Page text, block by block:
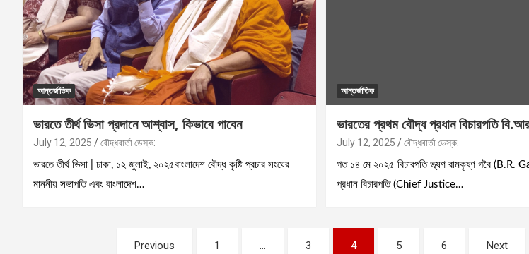
আন্তর্জাতিক
ভারতে তীর্থ ভিসা প্রদানে আশ্বাস, কিভাবে পাবেন
July 12, 2025 বৌদ্ধবার্তা ডেস্ক:
ভারতে তীর্থ ভিসা | ঢাকা, ১২ জুলাই, ২০২৫বাংলাদেশ বৌদ্ধ কৃষ্টি প্রচার সংঘের
মাননীয় সভাপতি এবং বাংলাদেশ…
আন্তর্জাতিক
ভারতের প্রথম বৌদ্ধ প্রধান বিচারপতি
July 12, 2025 বৌদ্ধবার্তা ডেস্ক:
গত ১৪ মে ২০২৫ বিচারপতি ভূষণ রামকৃষ্ণ গবৈ (B.R.
প্রধান বিচারপতি (Chief Justice…
Previous 1 3 4 5 6 Next